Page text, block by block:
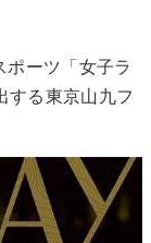
ポーツ「女子ラ
する東京山九フ